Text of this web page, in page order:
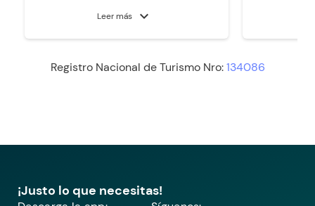
Leer más
expand_more
Registro Nacional de Turismo Nro: 134086
¡Justo lo que necesitas!